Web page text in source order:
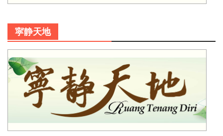
寜静天地